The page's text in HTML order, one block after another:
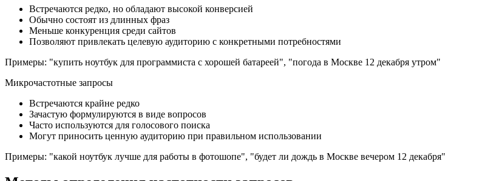
Встречаются редко, но обладают высокой конверсией
Обычно состоят из длинных фраз
Меньше конкуренция среди сайтов
Позволяют привлекать целевую аудиторию с конкретными потребностями
Примеры: "купить ноутбук для программиста с хорошей батареей", "погода в Москве 12 декабря утром"
Микрочастотные запросы
Встречаются крайне редко
Зачастую формулируются в виде вопросов
Часто используются для голосового поиска
Могут приносить ценную аудиторию при правильном использовании
Примеры: "какой ноутбук лучше для работы в фотошопе", "будет ли дождь в Москве вечером 12 декабря"